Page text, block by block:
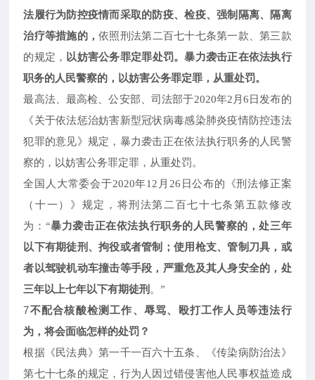
法履行为防控疫情而采取的防疫、检疫、强制隔离、隔离
治疗等措施的，依照刑法第二百七十七条第一款、第三款
的规定， 以妨害公务罪定罪处罚。暴力袭击正在依法执行
职务的人民警察的，以妨害公务罪定罪，从重处罚。
最高法、最高检、公安部、司法部于2020年2月6日发布的
《关于依法惩治妨害新型冠状病毒感染肺炎疫情防控违法
犯罪的意见》规定，暴力袭击正在依法执行职务的人民警
察的，以妨害公务罪定罪，从重处罚。
全国人大常委会于2020年12月26日公布的《刑法修正案
（十一）》规定，将刑法第二百七十七条第五款修改
为：“暴力袭击正在依法执行职务的人民警察的，处三年
以下有期徒刑、拘役或者管制；使用枪支、管制刀具，或
者以驾驶机动车撞击等手段，严重危及其人身安全的，处
三年以上七年以下有期徒刑 。”
7不配合核酸检测工作、辱骂、殴打工作人员等违法行
为，将会面临怎样的处罚？
根据《民法典》第一千一百六十五条、《传染病防治法》
第七十七条的规定，行为人因过错侵害他人民事权益造成